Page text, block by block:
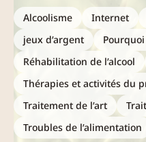
Alcoolisme Internet
jeux d’argent
Réhabilitation de l’alcool
Thérapies et activités du
Traitement de l’art
Troubles de l’alimentation